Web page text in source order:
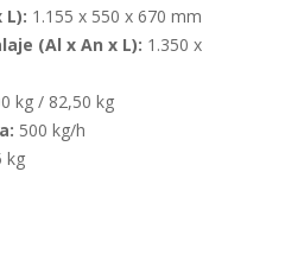
L): 1.155 x 550 x 670 mm
(Al x An x L): 1.350 x
kg / 82,50 kg
500 kg/h
kg